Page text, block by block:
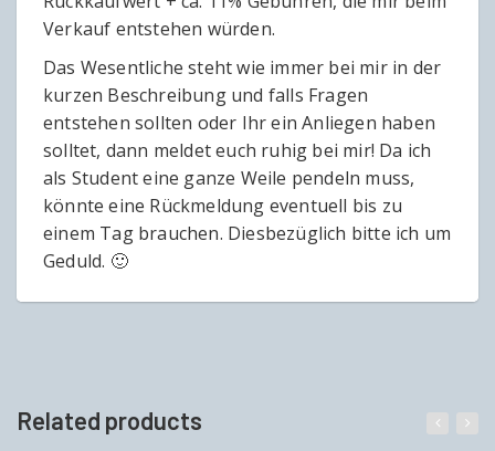
Verkauf entstehen würden.
Das Wesentliche steht wie immer bei mir in der
kurzen Beschreibung und falls Fragen
entstehen sollten oder Ihr ein Anliegen haben
solltet, dann meldet euch ruhig bei mir! Da ich
als Student eine ganze Weile pendeln muss,
könnte eine Rückmeldung eventuell bis zu
einem Tag brauchen. Diesbezüglich bitte ich um
Geduld. 🙂
Related products